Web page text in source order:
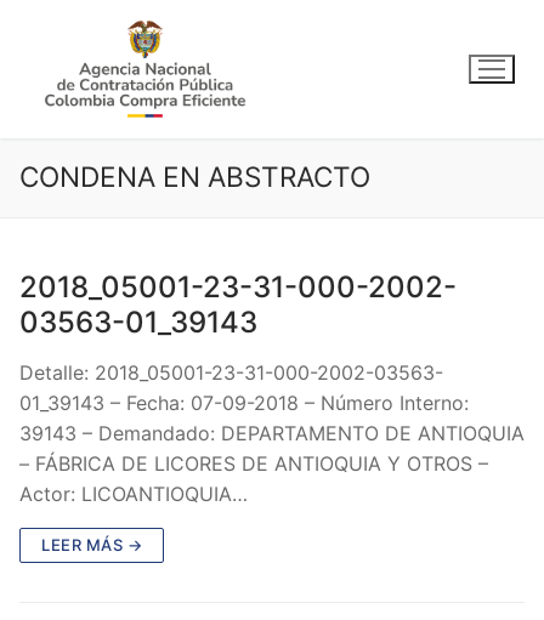
contenido
CONDENA EN ABSTRACTO
2018_05001-23-31-000-2002-
03563-01_39143
Detalle: 2018_05001-23-31-000-2002-03563-
01_39143 – Fecha: 07-09-2018 – Número Interno:
39143 – Demandado: DEPARTAMENTO DE ANTIOQUIA
– FÁBRICA DE LICORES DE ANTIOQUIA Y OTROS –
Actor: LICOANTIOQUIA…
LEER MÁS →